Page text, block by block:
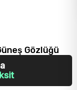
Gözlüğü